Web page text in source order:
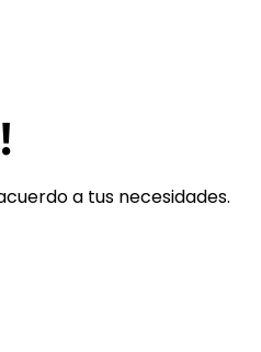
a tus necesidades.